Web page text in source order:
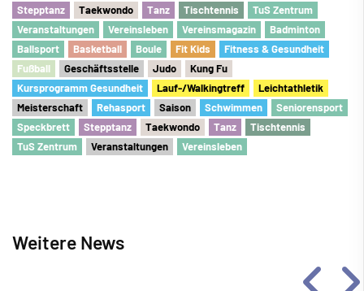
Stepptanz
Taekwondo Tanz Tischtennis
TuS Zentrum
Veranstaltungen
Vereinsleben Vereinsmagazin
Badminton
Ballsport
Basketball Boule Fit Kids
Fitness & Gesundheit
Fußball Geschäftsstelle Judo
Kung Fu
Kursprogramm Gesundheit
Lauf-/Walkingtreff
Leichtathletik
Meisterschaft
Rehasport Saison Schwimmen
Seniorensport
Speckbrett
Stepptanz Taekwondo Tanz
Tischtennis
TuS Zentrum
Veranstaltungen Vereinsleben
Weitere News